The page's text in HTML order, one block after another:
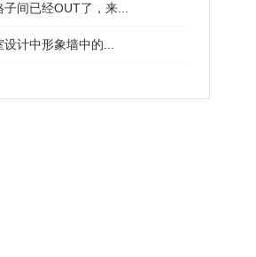
子间已经OUT了，来...
设计中形象墙中的...